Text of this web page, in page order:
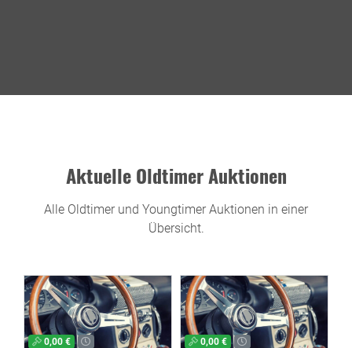
Aktuelle Oldtimer Auktionen
Alle Oldtimer und Youngtimer Auktionen in einer
Übersicht.
0,00 € 0,00 €